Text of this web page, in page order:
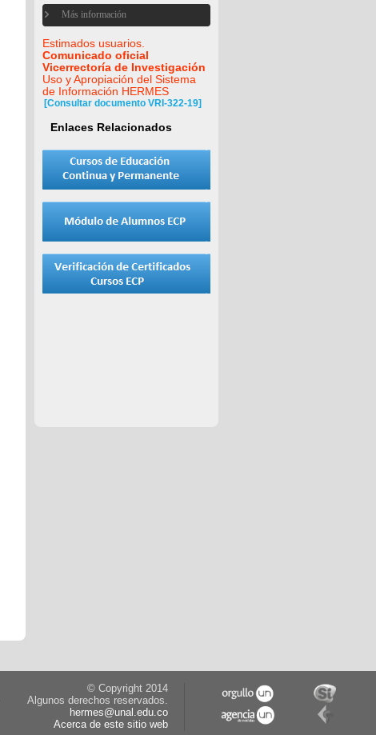
Más información
Estimados usuarios.
Comunicado oficial
Vicerrectoría de Investigación
Uso y Apropiación del Sistema
de Información HERMES
[Consultar documento VRI-322-19]
Enlaces Relacionados
© Copyright 2014
Algunos derechos reservados.
hermes@unal.edu.co
Acerca de este sitio web